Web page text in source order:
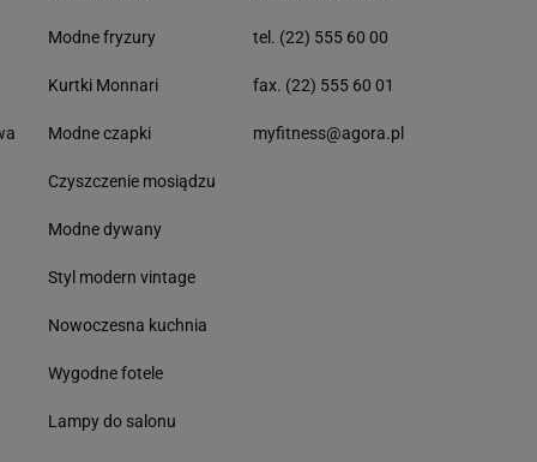
Modne fryzury
Kurtki Monnari
Modne czapki
Czyszczenie mosiądzu
Modne dywany
Styl modern vintage
Nowoczesna kuchnia
Wygodne fotele
Lampy do salonu
tel. (22) 555 60 00
fax. (22) 555 60 01
myfitness@agora.pl